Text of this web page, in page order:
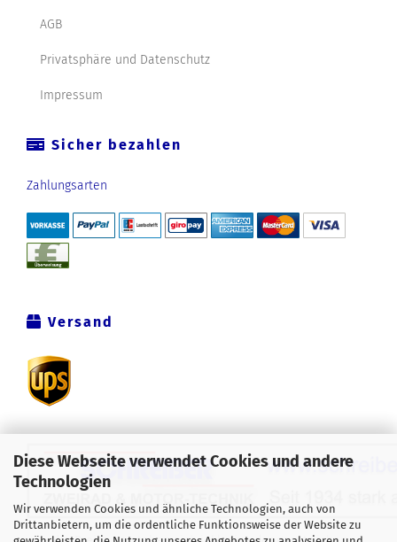
Diese Webseite verwendet Cookies und andere
Technologien
Wir verwenden Cookies und ähnliche Technologien, auch von
Drittanbietern, um die ordentliche Funktionsweise der Website zu
AGB
Privatsphäre und Datenschutz
Impressum
Sicher bezahlen
Zahlungsarten
Versand